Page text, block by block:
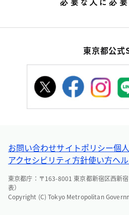
東京都公式
お問い合わせサイトポリシー個
アクセシビリティ方針使い方ヘ
東京都庁：〒163-8001 東京都新宿区西新
表）
Copyright (C) Tokyo Metropolitan